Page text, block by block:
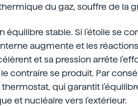
du gaz, souffre de la
équilibre stable. Si l'étoile se
augmente et les
et sa pression arrête
contraire se produit. Par
qui garantit
et nucléaire vers l'extérieur.